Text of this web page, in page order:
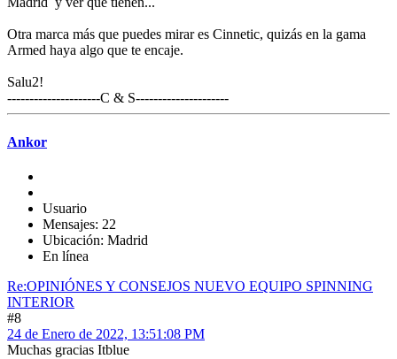
Otra marca más que puedes mirar es Cinnetic, quizás en la gama
Armed haya algo que te encaje.
Salu2!
---------------------C & S---------------------
Ankor
Usuario
Mensajes: 22
Ubicación: Madrid
En línea
Re:OPINIÓNES Y CONSEJOS NUEVO EQUIPO SPINNING
INTERIOR
#8
24 de Enero de 2022, 13:51:08 PM
Muchas gracias Itblue